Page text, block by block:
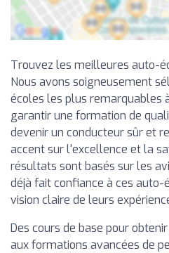
Trouvez les meilleures auto-
Nous avons soigneusement
écoles les plus remarquables
garantir une formation de
devenir un conducteur sûr et
accent sur l'excellence et la
résultats sont basés sur les
déjà fait confiance à ces
vision claire de leurs
Des cours de base pour
aux formations avancées de